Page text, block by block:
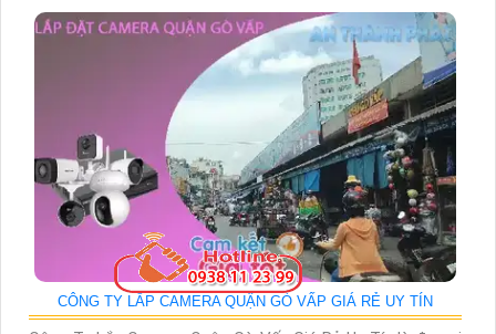
CÔNG TY LẮP CAMERA QUẬN GÒ VẤP GIÁ RẺ UY TÍN